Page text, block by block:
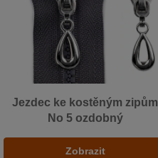
Jezdec ke kostěným zipům
No 5 ozdobný
Zobrazit